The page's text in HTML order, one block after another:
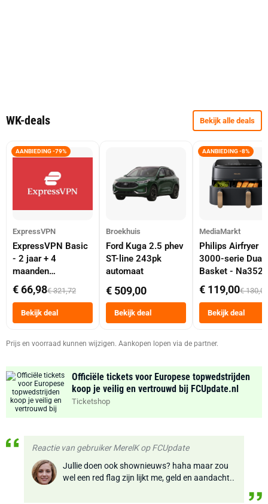
WK-deals Bekijk alle deals
AANBIEDING -79%
ExpressVPN
ExpressVPN Basic
- 2 jaar + 4
maanden
abonnement
€ 66,98€ 321,72
Bekijk deal
Broekhuis
Ford Kuga 2.5 phev
ST-line 243pk
automaat
€ 509,00
Bekijk deal
AANBIEDING -8%
MediaMarkt
Philips Airfryer
3000-serie Dual
Basket -
Dubbele Mand 9
Tot 6 Personen
Heteluchtfriteuse
Zwart
€ 119,00€ 130,00
Bekijk deal
Prijs en voorraad kunnen wijzigen. Aankopen lopen via de partner.
Officiële tickets voor Europese topwedstrijden
koop je veilig en vertrouwd bij FCUpdate.nl
Ticketshop
Reactie van gebruiker MerelK op FCUpdate
Jullie doen ook shownieuws? haha maar zou
wel een red flag zijn lijkt me, geld en aandacht..